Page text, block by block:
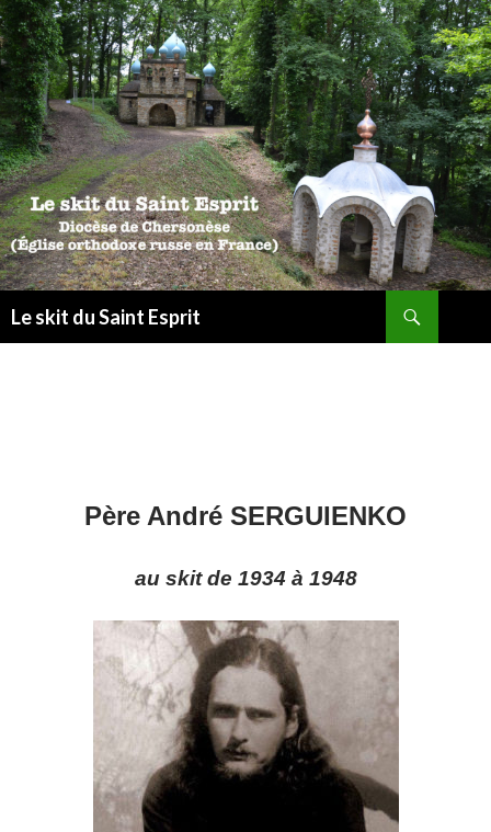
Le skit du Saint Esprit
Père André SERGUIENKO
au skit de 1934 à 1948